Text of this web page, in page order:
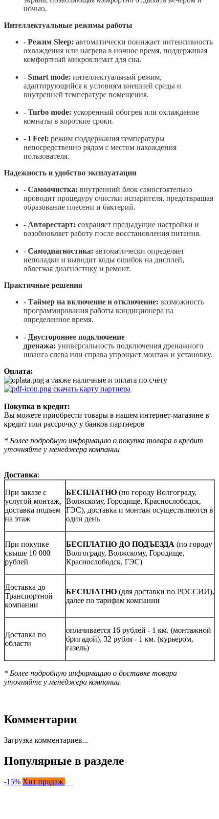
ночью.
Интеллектуальные режимы работы
- Режим Sleep: автоматически понижает интенсивность
охлаждения или нагрева в ночное время, поддерживая
комфортный микроклимат для сна.
- Smart mode: интеллектуальный режим,
адаптирующийся к условиям внешней среды и
внутренней температуре помещения.
- Turbo mode: ускоренный обогрев или охлаждение
комнаты в короткие сроки.
- I Feel: режим поддержания температуры
непосредственно рядом с местом нахождения
пользователя.
Надежность и удобство эксплуатации
- Самоочистка: внутренний блок самостоятельно
проводит процедуру очистки испарителя, предотвращая
образование плесени и бактерий.
- Авторестарт: сохраняет предыдущие настройки и
возобновляет работу после восстановления питания.
- Самодиагностика: автоматически определяет
неполадки и выводит коды ошибок на дисплей,
облегчая диагностику и ремонт.
Практичные решения
- Таймер на включение и отключение: возможность
программирования работы кондиционера на
определенное время.
- Двустороннее подключение
дренажа: универсальность подключения дренажного
шланга слева или справа упрощает монтаж и установку.
Оплата:
а также наличные и оплата по счету
скачать карту партнера
Покупка в кредит:
Вы можете приобрести товары в нашем интернет-магазине в
кредит или рассрочку у банков партнеров
* Более подробную информацию о покупка товара в кредит
уточняйте у менеджера компании
Доставка:
При заказе с
услугой монтаж,
доставка подъем
на этаж
БЕСПЛАТНО (по городу Волгограду,
Волжскому, Городище, Краснослободск,
ГЭС), доставка и монтаж осуществляются в
один день
При покупке
свыше 10 000
рублей
БЕСПЛАТНО ДО ПОДЪЕЗДА (по городу
Волгограду, Волжскому, Городище,
Краснослободск, ГЭС)
Доставка до
Транспортной
компании
БЕСПЛАТНО (для доставки по РОССИИ),
далее по тарифам компании
Доставка по
области
оплачивается 16 рублей - 1 км. (монтажной
бригадой), 32 рубля - 1 км. (курьером,
газель)
* Более подробную информацию о доставке товара
уточняйте у менеджера компании
Комментарии
Загрузка комментариев...
Популярные в разделе
-15% Хит продаж